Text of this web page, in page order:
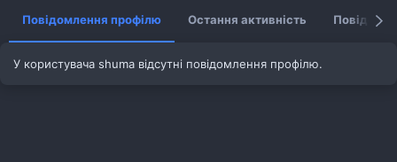
Повідомлення профілю Остання активність
У користувача shuma відсутні повідомлення профілю.